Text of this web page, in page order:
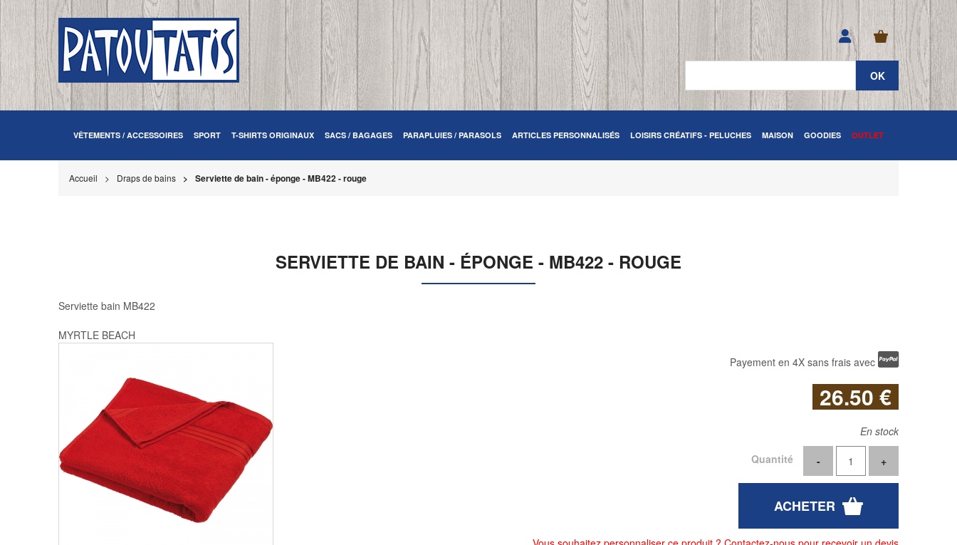
VÊTEMENTS / ACCESSOIRES SPORT T-SHIRTS ORIGINAUX SACS / BAGAGES PARAPLUIES / PARASOLS ARTICLES PERSONNALISÉS LOISIRS CRÉATIFS - PELUCHES MAISON GOODIES OUTLET
Accueil Draps de bains Serviette de bain - éponge - MB422 - rouge
SERVIETTE DE BAIN - ÉPONGE - MB422 - ROUGE
Serviette bain MB422
MYRTLE BEACH
Payement en 4X sans frais avec
26.50 €
En stock
Quantité